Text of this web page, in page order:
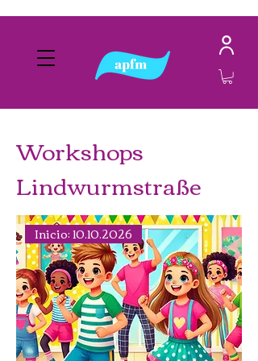
Workshops
Lindwurmstraße
Inicio: 10.10.2026